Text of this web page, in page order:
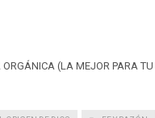
(LA MEJOR PARA